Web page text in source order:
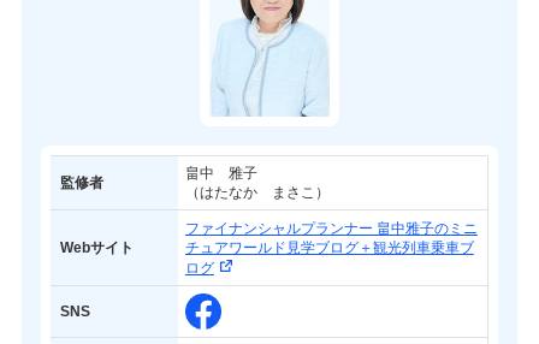
監修者
畠中 雅子
（はたなか まさこ）
Webサイト
ファイナンシャルプランナー 畠中雅子のミニ
チュアワールド見学ブログ＋観光列車乗車ブ
ログ
SNS